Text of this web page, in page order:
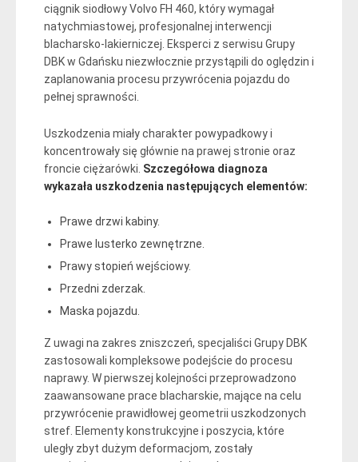
ciągnik siodłowy Volvo FH 460, który wymagał
natychmiastowej, profesjonalnej interwencji
blacharsko-lakierniczej. Eksperci z serwisu Grupy
DBK w Gdańsku niezwłocznie przystąpili do oględzin i
zaplanowania procesu przywrócenia pojazdu do
pełnej sprawności.
Uszkodzenia miały charakter powypadkowy i
koncentrowały się głównie na prawej stronie oraz
froncie ciężarówki. Szczegółowa diagnoza
wykazała uszkodzenia następujących elementów:
Prawe drzwi kabiny.
Prawe lusterko zewnętrzne.
Prawy stopień wejściowy.
Przedni zderzak.
Maska pojazdu.
Z uwagi na zakres zniszczeń, specjaliści Grupy DBK
zastosowali kompleksowe podejście do procesu
naprawy. W pierwszej kolejności przeprowadzono
zaawansowane prace blacharskie, mające na celu
przywrócenie prawidłowej geometrii uszkodzonych
stref. Elementy konstrukcyjne i poszycia, które
uległy zbyt dużym deformacjom, zostały